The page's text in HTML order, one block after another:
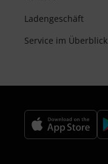
Ladengeschäft
Service im Überblick